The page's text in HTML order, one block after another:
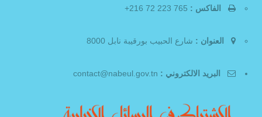
الفاكس :
العنوان : شارع الحبيب بورقيبة نابل 8000
البريد الالكتروني :